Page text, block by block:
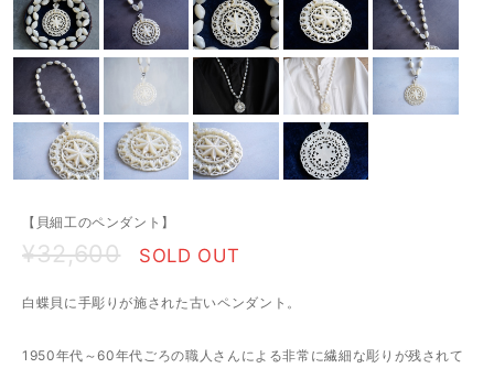
【貝細工のペンダント】
¥32,600 SOLD OUT
白蝶貝に手彫りが施された古いペンダント。
1950年代～60年代ごろの職人さんによる非常に繊細な彫りが残されて